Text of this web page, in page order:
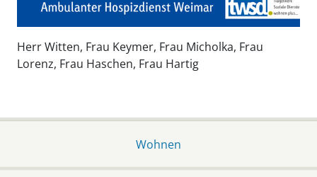
Herr Witten, Frau Keymer, Frau Micholka, Frau
Lorenz, Frau Haschen, Frau Hartig
Wohnen